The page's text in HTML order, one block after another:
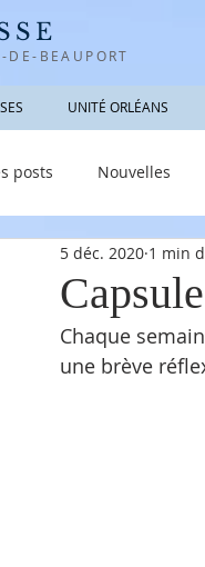
DE-BEAUPORT
UNITÉ ORLÉANS
posts Nouvelles
Photographies / Vidéos
5 déc. 2020 1 min
Chaque
une brève